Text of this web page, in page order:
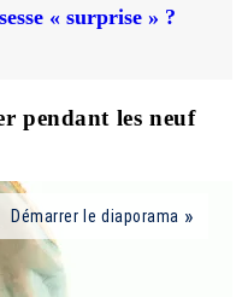
« surprise » ?
pendant les neuf
Démarrer le diaporama